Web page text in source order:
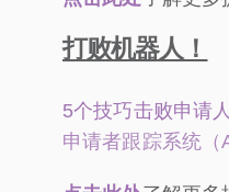
打败机器人！
5个技巧击败申请
申请者跟踪系统